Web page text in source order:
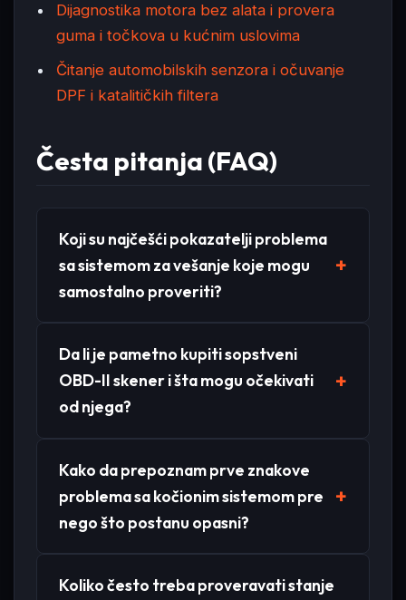
Dijagnostika motora bez alata i provera
guma i točkova u kućnim uslovima
Čitanje automobilskih senzora i očuvanje
DPF i katalitičkih filtera
Česta pitanja (FAQ)
Koji su najčešći pokazatelji problema
sa sistemom za vešanje koje mogu
samostalno proveriti?
Da li je pametno kupiti sopstveni
OBD-II skener i šta mogu očekivati
od njega?
Kako da prepoznam prve znakove
problema sa kočionim sistemom pre
nego što postanu opasni?
Koliko često treba proveravati stanje